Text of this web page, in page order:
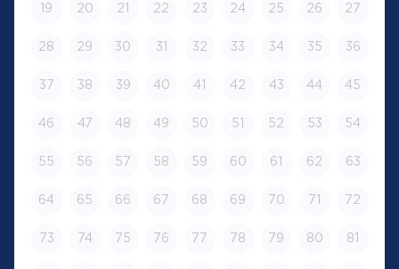
19 20 21 22 23 24 25 26 27
28 29 30 31 32 33 34 35 36
37 38 39 40 41 42 43 44 45
46 47 48 49 50 51 52 53 54
55 56 57 58 59 60 61 62 63
64 65 66 67 68 69 70 71 72
73 74 75 76 77 78 79 80 81